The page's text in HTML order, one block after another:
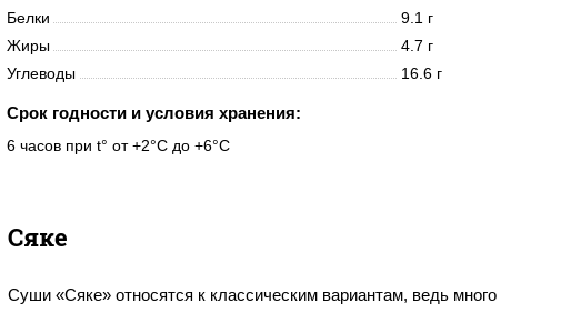
Белки
9.1 г
Жиры
4.7 г
Углеводы
16.6 г
Срок годности и условия хранения:
6 часов при t° от +2°C до +6°C
Сяке
Суши «Сяке» относятся к классическим вариантам, ведь много